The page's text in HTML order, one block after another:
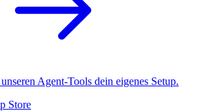
Agent-Tools dein eigenes Setup.
Store